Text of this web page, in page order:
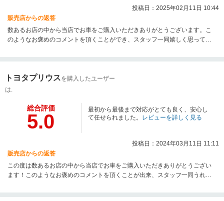
投稿日：2025年02月11日 10:44
販売店からの返答
数あるお店の中から当店でお車をご購入いただきありがとうございます。こ
のようなお褒めのコメントを頂くことができ、スタッフ一同嬉しく思ってお
ともよろしくお願いいたします。ご不明な点や困った事がありましたらいつ
ございました！
トヨタプリウスを購入したユーザー
は.
総合評価
5.0
最初から最後まで対応がとても良く、安心し
て任せられました。 レビューを詳しく見る
投稿日：2024年03月11日 11:11
販売店からの返答
この度は数あるお店の中から当店でお車をご購入いただきありがとうござい
ます！このようなお褒めのコメントを頂くことが出来、スタッフ一同うれし
で、今後ともよろしくお願いいたします。ご不明な点や困った事がありまし